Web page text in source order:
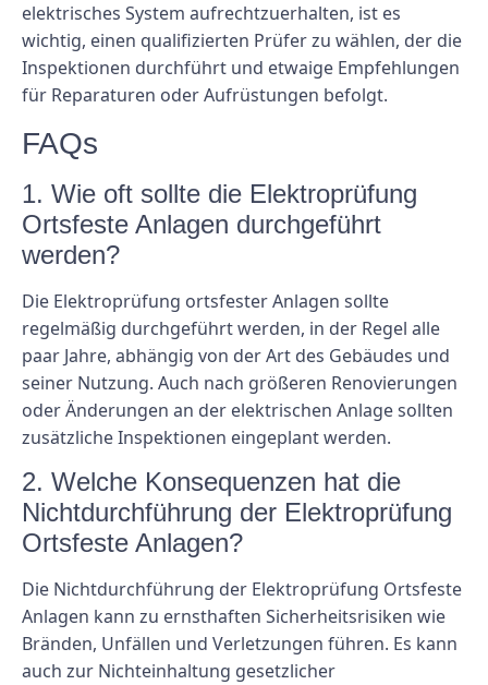
elektrisches System aufrechtzuerhalten, ist es
wichtig, einen qualifizierten Prüfer zu wählen, der die
Inspektionen durchführt und etwaige Empfehlungen
für Reparaturen oder Aufrüstungen befolgt.
FAQs
1. Wie oft sollte die Elektroprüfung
Ortsfeste Anlagen durchgeführt
werden?
Die Elektroprüfung ortsfester Anlagen sollte
regelmäßig durchgeführt werden, in der Regel alle
paar Jahre, abhängig von der Art des Gebäudes und
seiner Nutzung. Auch nach größeren Renovierungen
oder Änderungen an der elektrischen Anlage sollten
zusätzliche Inspektionen eingeplant werden.
2. Welche Konsequenzen hat die
Nichtdurchführung der Elektroprüfung
Ortsfeste Anlagen?
Die Nichtdurchführung der Elektroprüfung Ortsfeste
Anlagen kann zu ernsthaften Sicherheitsrisiken wie
Bränden, Unfällen und Verletzungen führen. Es kann
auch zur Nichteinhaltung gesetzlicher